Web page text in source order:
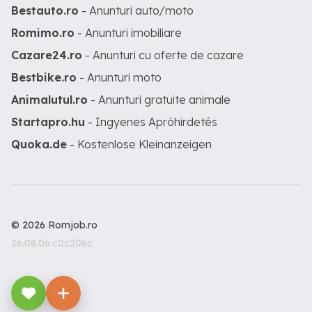
Bestauto.ro - Anunturi auto/moto
Romimo.ro - Anunturi imobiliare
Cazare24.ro - Anunturi cu oferte de cazare
Bestbike.ro - Anunturi moto
Animalutul.ro - Anunturi gratuite animale
Startapro.hu - Ingyenes Apróhirdetés
Quoka.de - Kostenlose Kleinanzeigen
© 2026 Romjob.ro
26.08.06.c0c206c